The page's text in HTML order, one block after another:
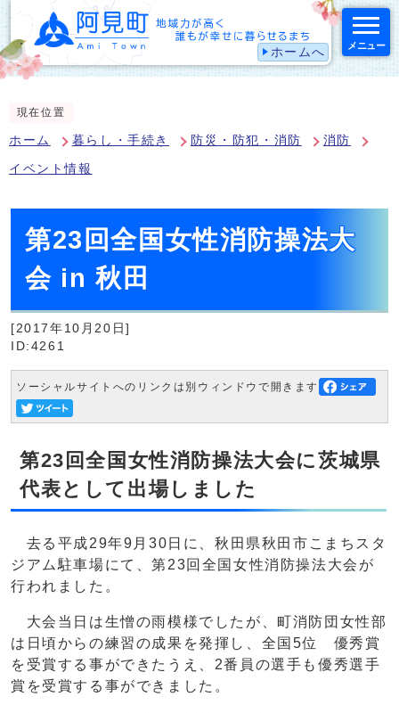
ホームへ メニュー
現在位置
ホーム 暮らし・手続き 防災・防犯・消防 消防
イベント情報
第23回全国女性消防操法大
会 in 秋田
[2017年10月20日]
ID:4261
ソーシャルサイトへのリンクは別ウィンドウで開きます
第23回全国女性消防操法大会に茨城県
代表として出場しました
去る平成29年9月30日に、秋田県秋田市こまちスタ
ジアム駐車場にて、第23回全国女性消防操法大会が
行われました。
大会当日は生憎の雨模様でしたが、町消防団女性部
は日頃からの練習の成果を発揮し、全国5位 優秀賞
を受賞する事ができたうえ、2番員の選手も優秀選手
賞を受賞する事ができました。